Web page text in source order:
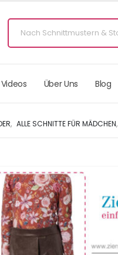
Videos Über Uns Blog
, ALLE SCHNITTE FÜR MÄDCHEN,